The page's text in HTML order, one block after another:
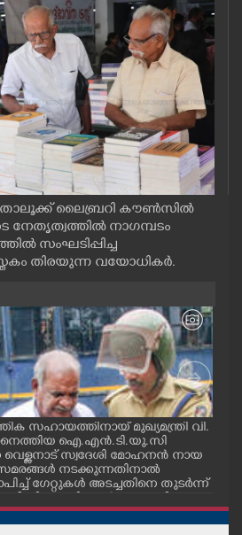
താലൂക്ക് ലൈബ്രറി കൗൺസിൽ
നേതൃത്വത്തിൽ നാഗമ്പടം
സംഘടിപ്പിച്ച
തിരയുന്ന വയോധികർ.
സഹായത്തിനായ് മുഖ്യമന്ത്രി വി.
ഐ.എൻ.ടി.യു.സി
വെള്ളനാട് സ്വദേശി മോഹനൻ നായ
സമരങ്ങൾ നടക്കുന്നതിനാൽ
ഗേറ്റുകൾ അടച്ചതിനെ തുടർന്ന്
വാർദ്ധക്യ സഹജമായ അസുഖ
കുറഞ്ഞതിനാലാണ് ഇദ്ദേഹ